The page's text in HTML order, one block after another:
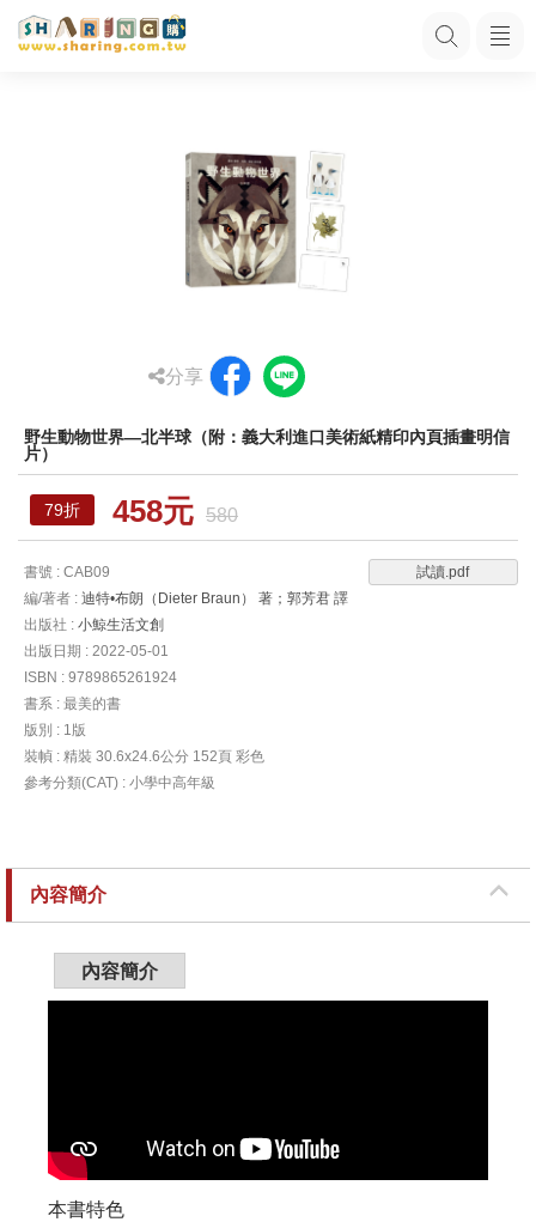
分享
野生動物世界—北半球（附：義大利進口美術紙精印內頁插畫明信
片）
79折 458元 580
書號 : CAB09
編/著者 : 迪特•布朗（Dieter Braun） 著；郭芳君 譯
出版社 : 小鯨生活文創
出版日期 : 2022-05-01
ISBN : 9789865261924
書系 : 最美的書
版別 : 1版
裝幀 : 精裝 30.6x24.6公分 152頁 彩色
參考分類(CAT) : 小學中高年級
試讀.pdf
內容簡介
內容簡介
本書特色